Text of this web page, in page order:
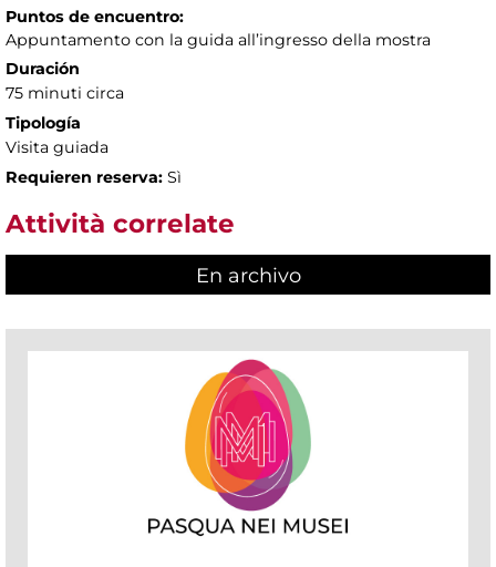
Puntos de encuentro:
Appuntamento con la guida all’ingresso della mostra
Duración
75 minuti circa
Tipología
Visita guiada
Requieren reserva: Sì
Attività correlate
En archivo